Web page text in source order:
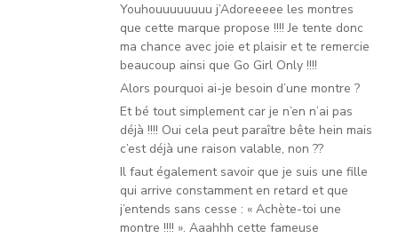
Youhouuuuuuuu j’Adoreeeee les montres
que cette marque propose !!!! Je tente donc
ma chance avec joie et plaisir et te remercie
beaucoup ainsi que Go Girl Only !!!!
Alors pourquoi ai-je besoin d’une montre ?
Et bé tout simplement car je n’en n’ai pas
déjà !!!! Oui cela peut paraître bête hein mais
c’est déjà une raison valable, non ??
Il faut également savoir que je suis une fille
qui arrive constamment en retard et que
j’entends sans cesse : « Achète-toi une
montre !!!! ». Aaahhh cette fameuse